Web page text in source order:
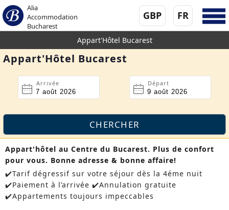
Alia
Accommodation
Bucharest
FR
GBP
Appart'Hôtel Bucarest
Appart'Hôtel Bucarest
Arrivée Départ
Appart'hôtel au Centre du Bucarest. Plus de confort
pour vous. Bonne adresse & bonne affaire!
✔️Tarif dégressif sur votre séjour dès la 4éme nuit
✔️Paiement à l’arrivée ✔️Annulation gratuite
✔️Appartements toujours impeccables